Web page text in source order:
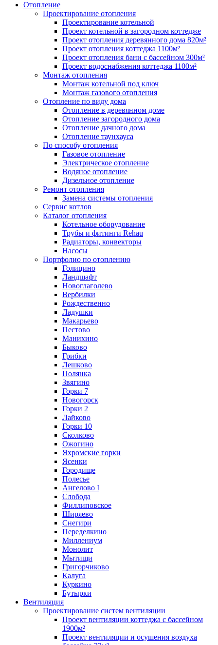
Отопление
Проектирование отопления
Проектирование котельной
Проект котельной в загородном коттедже
Проект отопления деревянного дома 820м²
Проект отопления коттеджа 1100м²
Проект отопления бани с бассейном 300м²
Проект водоснабжения коттеджа 1100м²
Монтаж отопления
Монтаж котельной под ключ
Монтаж газового отопления
Отопление по виду дома
Отопление в деревянном доме
Отопление загородного дома
Отопление дачного дома
Отопление таунхауса
По способу отопления
Газовое отопление
Электрическое отопление
Водяное отопление
Дизельное отопление
Ремонт отопления
Замена системы отопления
Сервис котлов
Каталог отопления
Котельное оборудование
Трубы и фитинги Rehau
Радиаторы, конвекторы
Насосы
Портфолио по отоплению
Голицино
Ландшафт
Новоглаголево
Вербилки
Рождественно
Ладушки
Макарьево
Пестово
Манихино
Быково
Грибки
Лешково
Полянка
Звягино
Горки 7
Новогорск
Горки 2
Лайково
Горки 10
Сколково
Ожогино
Яхромские горки
Ясенки
Городище
Полесье
Ангелово I
Слобода
Филлиповское
Ширяево
Снегири
Переделкино
Миллениум
Монолит
Мытищи
Григорчиково
Калуга
Куркино
Бутырки
Вентиляция
Проектирование систем вентиляции
Проект вентиляции коттеджа с бассейном
1900м²
Проект вентиляции и осушения воздуха